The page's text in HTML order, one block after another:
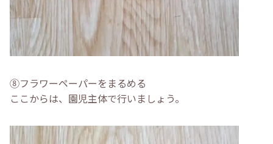
⑧フラワーペーパーをまるめる
ここからは、園児主体で行いましょう。